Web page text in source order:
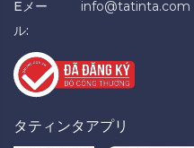
Eメー
ル:
info@tatinta.com
タティンタアプリ